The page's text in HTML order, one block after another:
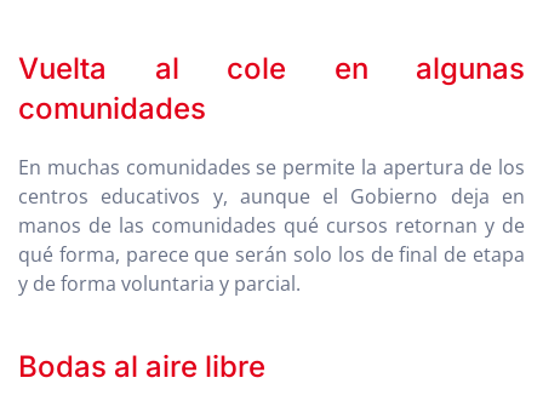
Vuelta al cole en algunas
comunidades
En muchas comunidades se permite la apertura de los
centros educativos y, aunque el Gobierno deja en
manos de las comunidades qué cursos retornan y de
qué forma, parece que serán solo los de final de etapa
y de forma voluntaria y parcial.
Bodas al aire libre